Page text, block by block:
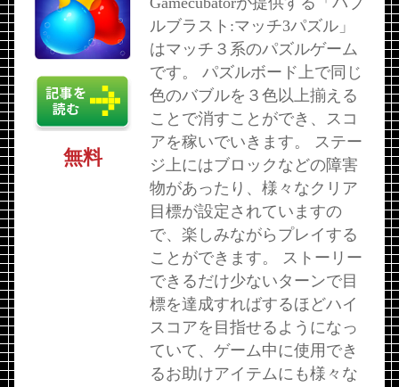
ルブラスト:マッチ3パズル」
はマッチ３系のパズルゲーム
です。 パズルボード上で同じ
色のバブルを３色以上揃える
ことで消すことができ、スコ
アを稼いでいきます。 ステー
ジ上にはブロックなどの障害
物があったり、様々なクリア
目標が設定されていますの
で、楽しみながらプレイする
ことができます。 ストーリー
できるだけ少ないターンで目
標を達成すればするほどハイ
スコアを目指せるようになっ
ていて、ゲーム中に使用でき
るお助けアイテムにも様々な
無料